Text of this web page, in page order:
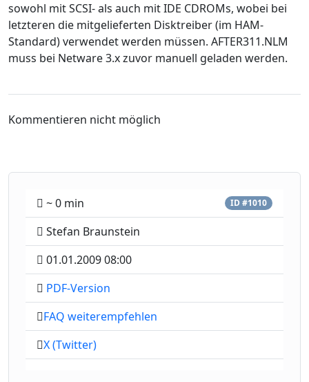
sowohl mit SCSI- als auch mit IDE CDROMs, wobei bei
letzteren die mitgelieferten Disktreiber (im HAM-
Standard) verwendet werden müssen. AFTER311.NLM
muss bei Netware 3.x zuvor manuell geladen werden.
Kommentieren nicht möglich
~ 0 min ID #1010
Stefan Braunstein
01.01.2009 08:00
PDF-Version
FAQ weiterempfehlen
X (Twitter)